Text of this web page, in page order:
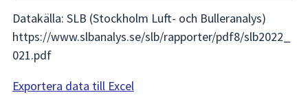
Datakälla: SLB (Stockholm Luft- och Bulleranalys)
https://www.slbanalys.se/slb/rapporter/pdf8/slb2022_
021.pdf
Exportera data till Excel